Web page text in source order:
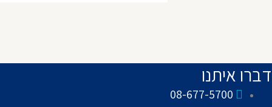
דברו איתנו
08-677-5700